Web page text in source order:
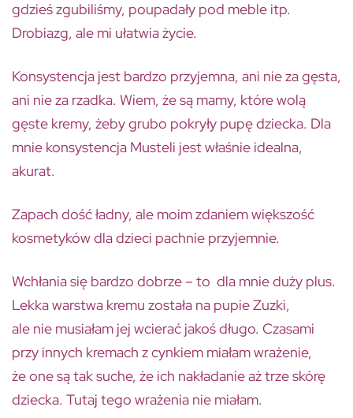
gdzieś zgubiliśmy, poupadały pod meble itp.
Drobiazg, ale mi ułatwia życie.
Konsystencja jest bardzo przyjemna, ani nie za gęsta,
ani nie za rzadka. Wiem, że są mamy, które wolą
gęste kremy, żeby grubo pokryły pupę dziecka. Dla
mnie konsystencja Musteli jest właśnie idealna,
akurat.
Zapach dość ładny, ale moim zdaniem większość
kosmetyków dla dzieci pachnie przyjemnie.
Wchłania się bardzo dobrze – to dla mnie duży plus.
Lekka warstwa kremu została na pupie Zuzki,
ale nie musiałam jej wcierać jakoś długo. Czasami
przy innych kremach z cynkiem miałam wrażenie,
że one są tak suche, że ich nakładanie aż trze skórę
dziecka. Tutaj tego wrażenia nie miałam.